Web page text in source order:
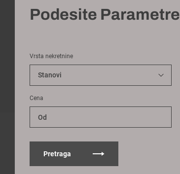
Podesite Parametre
Vrsta nekretnine
Cena
Pretraga